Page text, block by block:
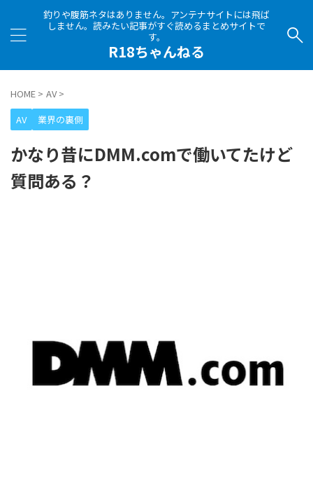
釣りや腹筋ネタはありません。アンテナサイトには飛ば
しません。読みたい記事がすぐ読めるまとめサイトで
す。
R18ちゃんねる
HOME > AV >
AV
業界の裏側
かなり昔にDMM.comで働いてたけど
質問ある？